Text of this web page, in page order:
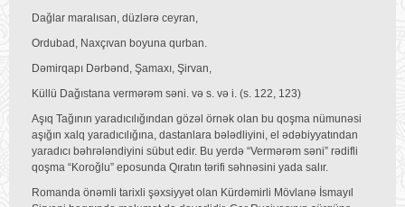
Dağlar maralısan, düzlərə ceyran,
Ordubad, Naxçıvan boyuna qurban.
Dəmirqapı Dərbənd, Şamaxı, Şirvan,
Küllü Dağıstana vermərəm səni. və s. və i. (s. 122, 123)
Aşıq Tağının yaradıcılığından gözəl örnək olan bu qoşma nümunəsi
aşığın xalq yaradıcılığına, dastanlara bələdliyini, el ədəbiyyatından
yaradıcı bəhrələndiyini sübut edir. Bu yerdə “Vermərəm səni” rədifli
qoşma “Koroğlu” eposunda Qıratın tərifi səhnəsini yada salır.
Romanda önəmli tarixli şəxsiyyət olan Kürdəmirli Mövlanə İsmayıl